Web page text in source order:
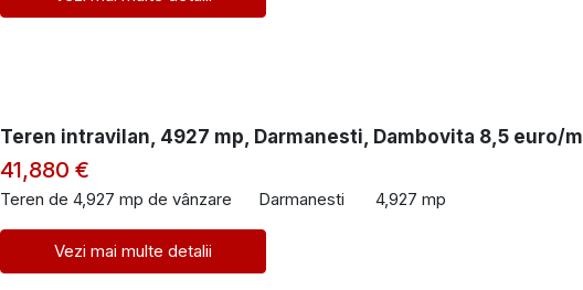
Teren intravilan, 4927 mp, Darmanesti, Dambovita 8,5 euro/
41,880 €
Teren de 4,927 mp de vânzare Darmanesti 4,927 mp
Vezi mai multe detalii